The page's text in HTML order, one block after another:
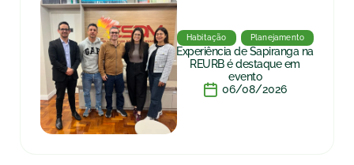
Habitação Planejamento
Experiência de Sapiranga na
REURB é destaque em
evento
06/08/2026